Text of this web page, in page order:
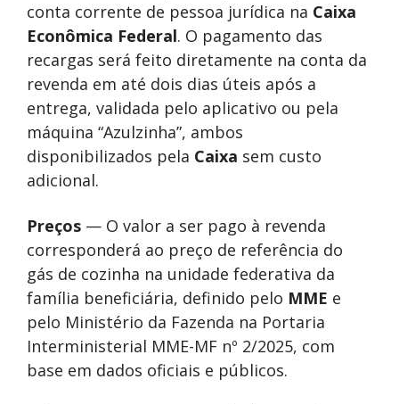
conta corrente de pessoa jurídica na Caixa
Econômica Federal. O pagamento das
recargas será feito diretamente na conta da
revenda em até dois dias úteis após a
entrega, validada pelo aplicativo ou pela
máquina “Azulzinha”, ambos
disponibilizados pela Caixa sem custo
adicional.
Preços — O valor a ser pago à revenda
corresponderá ao preço de referência do
gás de cozinha na unidade federativa da
família beneficiária, definido pelo MME e
pelo Ministério da Fazenda na Portaria
Interministerial MME-MF nº 2/2025, com
base em dados oficiais e públicos.